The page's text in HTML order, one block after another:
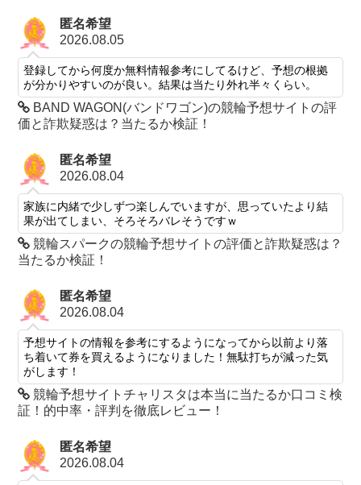
匿名希望
2026.08.05
登録してから何度か無料情報参考にしてるけど、予想の根拠
が分かりやすいのが良い。結果は当たり外れ半々くらい。
BAND WAGON(バンドワゴン)の競輪予想サイトの評
価と詐欺疑惑は？当たるか検証！
匿名希望
2026.08.04
家族に内緒で少しずつ楽しんでいますが、思っていたより結
果が出てしまい、そろそろバレそうですｗ
競輪スパークの競輪予想サイトの評価と詐欺疑惑は？
当たるか検証！
匿名希望
2026.08.04
予想サイトの情報を参考にするようになってから以前より落
ち着いて券を買えるようになりました！無駄打ちが減った気
がします！
競輪予想サイトチャリスタは本当に当たるか口コミ検
証！的中率・評判を徹底レビュー！
匿名希望
2026.08.04